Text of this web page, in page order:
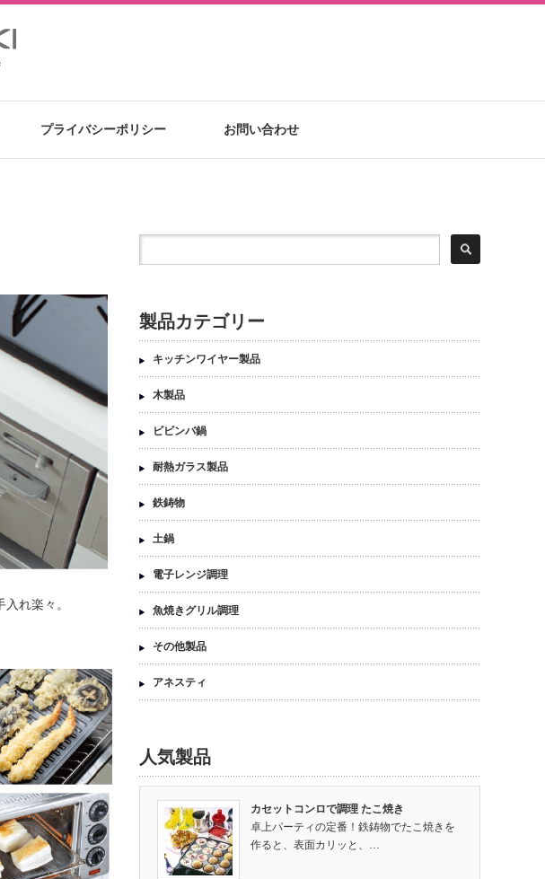
プライバシーポリシー お問い合わせ
れ楽々。
製品カテゴリー
キッチンワイヤー製品
木製品
ビビンバ鍋
耐熱ガラス製品
鉄鋳物
土鍋
電子レンジ調理
魚焼きグリル調理
その他製品
アネスティ
人気製品
カセットコンロで調理 たこ焼き
卓上パーティの定番！鉄鋳物でたこ焼きを
作ると、表面カリッと、…